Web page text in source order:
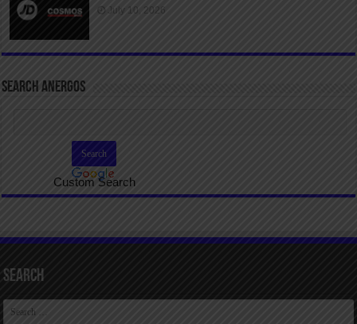
July 10, 2026
SEARCH ANERGOS
Custom Search
Search